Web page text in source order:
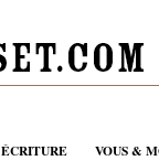
ÉCRITURE VOUS &